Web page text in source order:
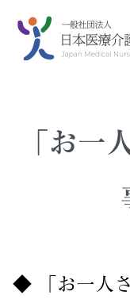
「お一
◆ 「お一人